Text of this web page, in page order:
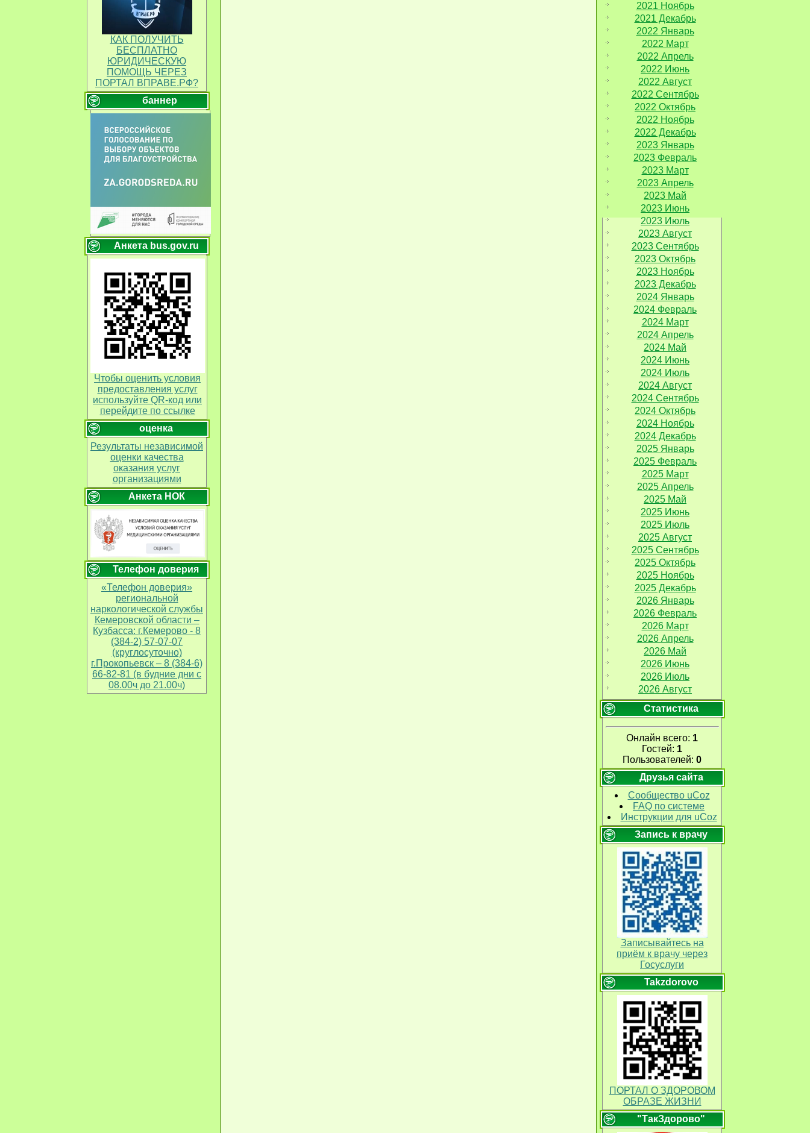
КАК ПОЛУЧИТЬ
БЕСПЛАТНО
ЮРИДИЧЕСКУЮ
ПОМОЩЬ ЧЕРЕЗ
ПОРТАЛ ВПРАВЕ.РФ?
баннер
Анкета bus.gov.ru
Чтобы оценить условия
предоставления услуг
используйте QR-код или
перейдите по ссылке
оценка
Результаты независимой
оценки качества
оказания услуг
организациями
Анкета НОК
Телефон доверия
«Телефон доверия»
региональной
наркологической службы
Кемеровской области –
Кузбасса: г.Кемерово - 8
(384-2) 57-07-07
(круглосуточно)
г.Прокопьевск – 8 (384-6)
66-82-81 (в будние дни с
08.00ч до 21.00ч)
2021 Ноябрь
2021 Декабрь
2022 Январь
2022 Март
2022 Апрель
2022 Июнь
2022 Август
2022 Сентябрь
2022 Октябрь
2022 Ноябрь
2022 Декабрь
2023 Январь
2023 Февраль
2023 Март
2023 Апрель
2023 Май
2023 Июнь
2023 Июль
2023 Август
2023 Сентябрь
2023 Октябрь
2023 Ноябрь
2023 Декабрь
2024 Январь
2024 Февраль
2024 Март
2024 Апрель
2024 Май
2024 Июнь
2024 Июль
2024 Август
2024 Сентябрь
2024 Октябрь
2024 Ноябрь
2024 Декабрь
2025 Январь
2025 Февраль
2025 Март
2025 Апрель
2025 Май
2025 Июнь
2025 Июль
2025 Август
2025 Сентябрь
2025 Октябрь
2025 Ноябрь
2025 Декабрь
2026 Январь
2026 Февраль
2026 Март
2026 Апрель
2026 Май
2026 Июнь
2026 Июль
2026 Август
Статистика
Онлайн всего: 1
Гостей: 1
Пользователей: 0
Друзья сайта
Сообщество uCoz
FAQ по системе
Инструкции для uCoz
Запись к врачу
Записывайтесь на
приём к врачу через
Госуслуги
Takzdorovo
ПОРТАЛ О ЗДОРОВОМ
ОБРАЗЕ ЖИЗНИ
"ТакЗдорово"